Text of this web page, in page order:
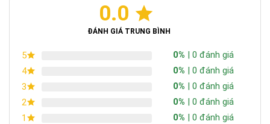
0.0
ĐÁNH GIÁ TRUNG BÌNH
5 0% | 0 đánh giá
4
0% | 0 đánh giá
3
0% | 0 đánh giá
2
0% | 0 đánh giá
1
0% | 0 đánh giá